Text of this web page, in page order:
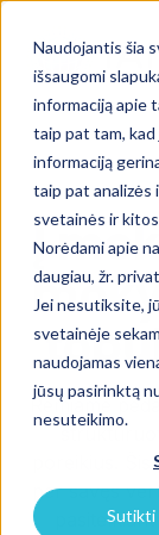
Naudojantis šia
išsaugomi
informaciją apie
taip pat tam, kad
informaciją
taip pat analizės
svetainės ir
Norėdami apie
daugiau, žr.
Jei nesutiksite,
svetainėje
naudojamas
jūsų pasirinktą
nesuteikimo.
Sutikti
Į
Remiame
poreikius.
per savęs